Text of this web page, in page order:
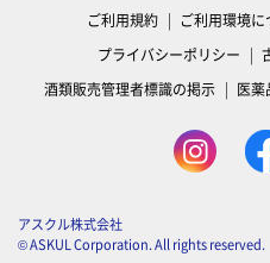
ご利用規約 ご利用環境に
プライバシーポリシー
酒類販売管理者標識の掲示
医薬
アスクル株式会社
© ASKUL Corporation. All rights reserved.